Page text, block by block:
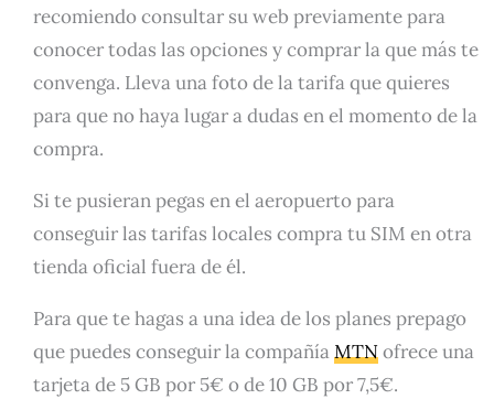
recomiendo consultar su web previamente para
conocer todas las opciones y comprar la que más te
convenga. Lleva una foto de la tarifa que quieres
para que no haya lugar a dudas en el momento de la
compra.
Si te pusieran pegas en el aeropuerto para
conseguir las tarifas locales compra tu SIM en otra
tienda oficial fuera de él.
Para que te hagas a una idea de los planes prepago
que puedes conseguir la compañíaMTNofrece una
tarjeta de 5 GB por 5€ o de 10 GB por 7,5€.